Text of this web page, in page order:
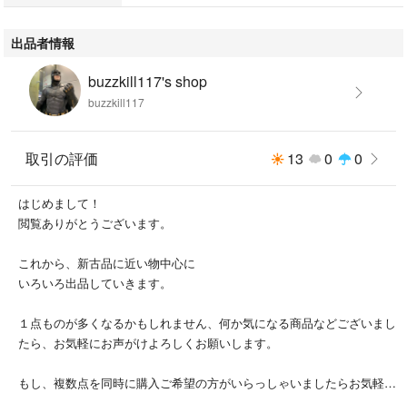
出品者情報
buzzkill117's shop
buzzkill117
取引の評価 13 0 0
はじめまして！
閲覧ありがとうございます。
これから、新古品に近い物中心に
いろいろ出品していきます。
１点ものが多くなるかもしれません、何か気になる商品などございまし
たら、お気軽にお声がけよろしくお願いします。
もし、複数点を同時に購入ご希望の方がいらっしゃいましたらお気軽に